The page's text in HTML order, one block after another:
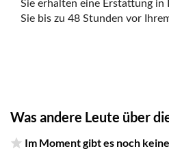
Sie erhalten eine Erstattung in
Sie bis zu 48 Stunden vor
Was andere Leute über
Im Moment gibt es noch